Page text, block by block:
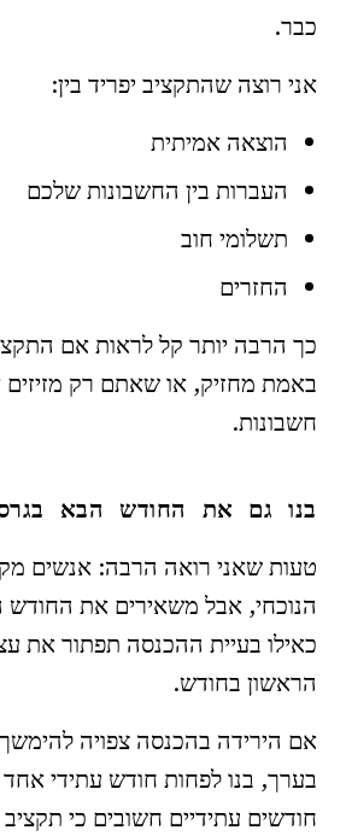
כבר.
אני רוצה שהתקציב יפריד בין:
הוצאה אמיתית
העברות בין החשבונות שלכם
תשלומי חוב
החזרים
כך הרבה יותר קל לראות אם
באמת מחזיק, או שאתם רק
חשבונות.
בנו גם את החודש הבא
טעות שאני רואה הרבה: אנשים
הנוכחי, אבל משאירים את
כאילו בעיית ההכנסה תפתור את
הראשון בחודש.
אם הירידה בהכנסה צפויה
בערך, בנו לפחות חודש עתידי
חודשים עתידיים חשובים כי תקציב